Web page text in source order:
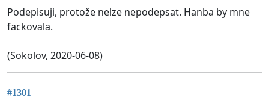
Podepisuji, protože nelze nepodepsat. Hanba by mne
fackovala.
(Sokolov, 2020-06-08)
#1301